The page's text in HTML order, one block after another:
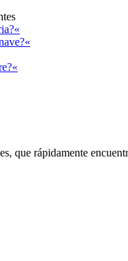
que rápidamente